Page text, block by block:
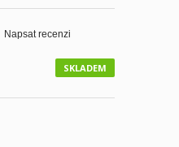
Napsat recenzi
SKLADEM